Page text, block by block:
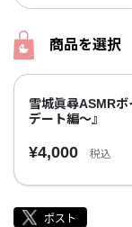
商品を選択
雪城眞尋ASMR
デート編～』
¥4,000 税込